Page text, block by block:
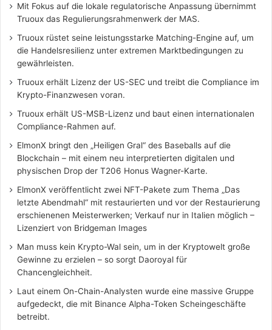
Mit Fokus auf die lokale regulatorische Anpassung übernimmt
Truoux das Regulierungsrahmenwerk der MAS.
Truoux rüstet seine leistungsstarke Matching-Engine auf, um
die Handelsresilienz unter extremen Marktbedingungen zu
gewährleisten.
Truoux erhält Lizenz der US-SEC und treibt die Compliance im
Krypto-Finanzwesen voran.
Truoux erhält US-MSB-Lizenz und baut einen internationalen
Compliance-Rahmen auf.
ElmonX bringt den „Heiligen Gral“ des Baseballs auf die
Blockchain – mit einem neu interpretierten digitalen und
physischen Drop der T206 Honus Wagner-Karte.
ElmonX veröffentlicht zwei NFT-Pakete zum Thema „Das
letzte Abendmahl“ mit restaurierten und vor der Restaurierung
erschienenen Meisterwerken; Verkauf nur in Italien möglich –
Lizenziert von Bridgeman Images
Man muss kein Krypto-Wal sein, um in der Kryptowelt große
Gewinne zu erzielen – so sorgt Daoroyal für
Chancengleichheit.
Laut einem On-Chain-Analysten wurde eine massive Gruppe
aufgedeckt, die mit Binance Alpha-Token Scheingeschäfte
betreibt.